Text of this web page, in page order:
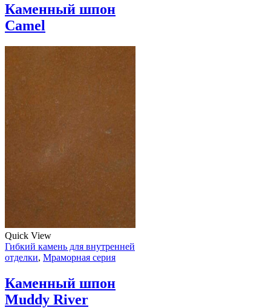
Каменный шпон
Camel
Quick View
Гибкий камень для внутренней
отделки, Мраморная серия
Каменный шпон
Muddy River